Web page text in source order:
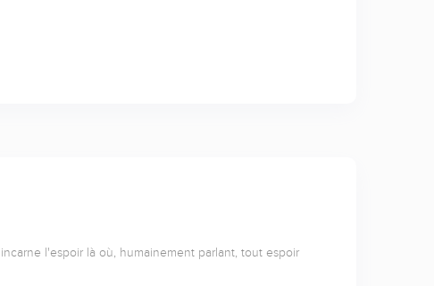
l'espoir là où, humainement parlant, tout espoir